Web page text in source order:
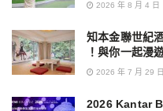
2026 年 8 月 4 日
知本金聯世紀
！與你一起漫
2026 年 7 月 29 日
2026 Kantar